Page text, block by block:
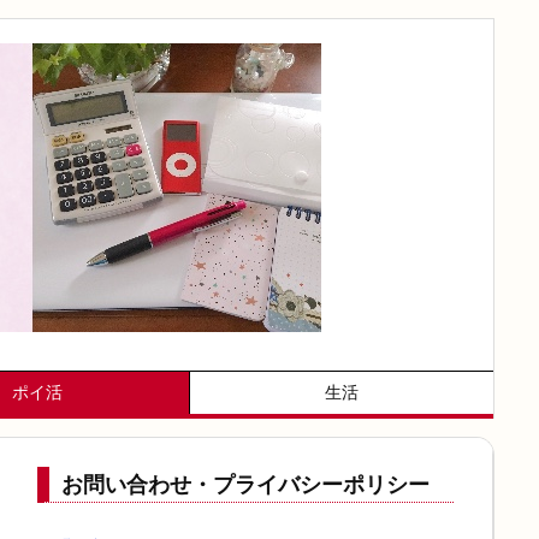
ポイ活 生活
お問い合わせ・プライバシーポリシー